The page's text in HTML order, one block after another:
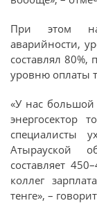
При этом
аварийности,
составлял 80%,
уровню оплаты
«У нас большой
энергосектор
специалисты
Атырауской
составляет
коллег
тенге», –